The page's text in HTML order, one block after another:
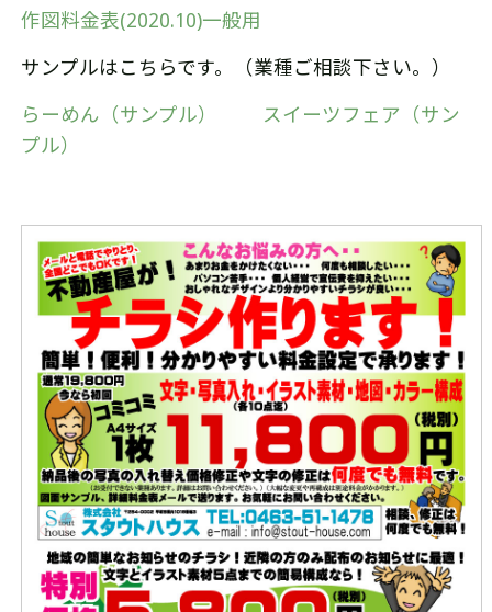
作図料金表(2020.10)一般用
サンプルはこちらです。（業種ご相談下さい。）
らーめん（サンプル）
スイーツフェア（サン
プル）